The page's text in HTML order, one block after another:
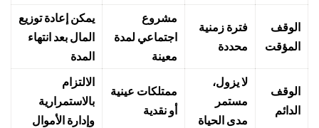
الوقف
المؤقت
فترة زمنية
محددة
مشروع
اجتماعي لمدة
معينة
يمكن إعادة توزيع
المال بعد انتهاء
المدة
الوقف
الدائم
لا يزول،
مستمر
مدى الحياة
ممتلكات عينية
أو نقدية
الالتزام
بالاستمرارية
وإدارة الأموال